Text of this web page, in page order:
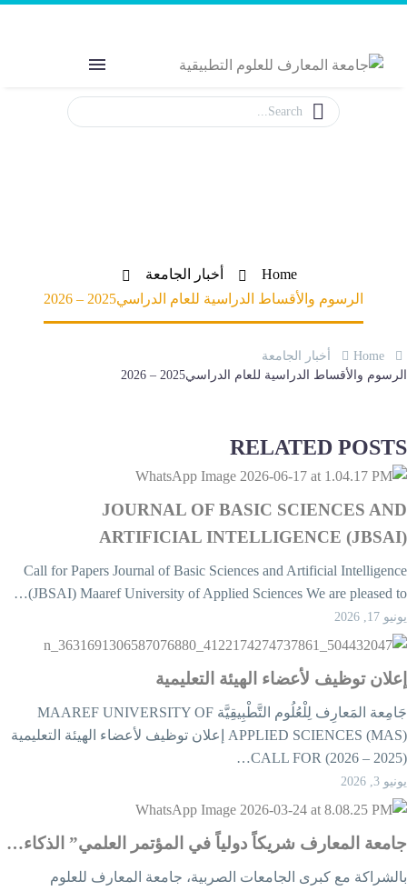
Home
أخبار الجامعة
الرسوم والأقساط الدراسية للعام الدراسي 2025 – 2026
Home
أخبار الجامعة
والأقساط الدراسية للعام الدراسي 2025 – 2026
RELATED
JOURNAL OF BASIC SCIENCES
ARTIFICIAL INTELLIGENCE
Call for Papers Journal of Basic Sciences and Artificial
(JBSAI) Maaref University of Applied Sciences We are pleased
17, 2026
توظيف لأعضاء الهيئة التعليمية
جَامِعة المَعارِف لِلْعُلُوم التَّطْبِيقِيَّة MAAREF UNIVERSITY OF
APPLIED SCIENCES (MAS) إعلان توظيف لأعضاء الهيئة التعليمية
3, 2026
المعارف شريكاً دولياً في المؤتمر العلمي” الذكاء…
مع كبرى الجامعات الصربية، جامعة المعارف للعلوم